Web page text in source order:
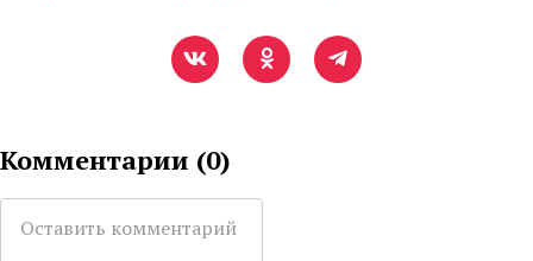
Комментарии (0)